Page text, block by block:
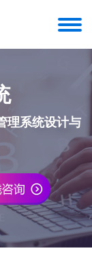
理系统设计与